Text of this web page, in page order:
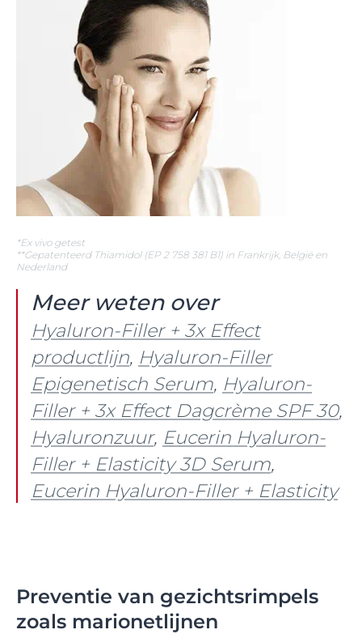
*Ex vivo getest
**Gepatenteerd Thiamidol (EP 2 758 381 B1) in Frankrijk, België en
Nederland
Meer weten over
Hyaluron-Filler + 3x Effect
productlijn, Hyaluron-Filler
Epigenetisch Serum, Hyaluron-
Filler + 3x Effect Dagcrème SPF 30,
Hyaluronzuur, Eucerin Hyaluron-
Filler + Elasticity 3D Serum,
Eucerin Hyaluron-Filler + Elasticity
Preventie van gezichtsrimpels
zoals marionetlijnen